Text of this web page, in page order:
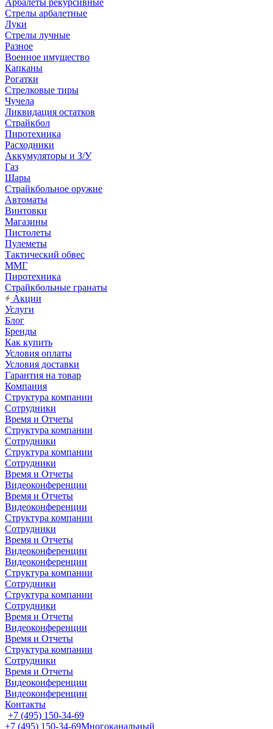
Арбалеты рекурсивные
Стрелы арбалетные
Луки
Стрелы лучные
Разное
Военное имущество
Капканы
Рогатки
Стрелковые тиры
Чучела
Ликвидация остатков
Страйкбол
Пиротехника
Расходники
Аккумуляторы и З/У
Газ
Шары
Страйкбольное оружие
Автоматы
Винтовки
Магазины
Пистолеты
Пулеметы
Тактический обвес
ММГ
Пиротехника
Страйкбольные гранаты
Акции
Услуги
Блог
Бренды
Как купить
Условия оплаты
Условия доставки
Гарантия на товар
Компания
Структура компании
Сотрудники
Время и Отчеты
Структура компании
Сотрудники
Структура компании
Сотрудники
Время и Отчеты
Видеоконференции
Время и Отчеты
Видеоконференции
Структура компании
Сотрудники
Время и Отчеты
Видеоконференции
Видеоконференции
Структура компании
Сотрудники
Структура компании
Сотрудники
Время и Отчеты
Видеоконференции
Время и Отчеты
Структура компании
Сотрудники
Время и Отчеты
Видеоконференции
Видеоконференции
Контакты
+7 (495) 150-34-69
+7 (495) 150-34-69Многоканальный